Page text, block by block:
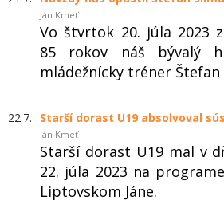
Ján Kmeť
Vo štvrtok 20. júla 2023
85 rokov náš bývalý
mládežnícky tréner Štefan
22.7. Starší dorast U19 absolvoval
Ján Kmeť
Starší dorast U19 mal v
22. júla 2023 na
Liptovskom Jáne.